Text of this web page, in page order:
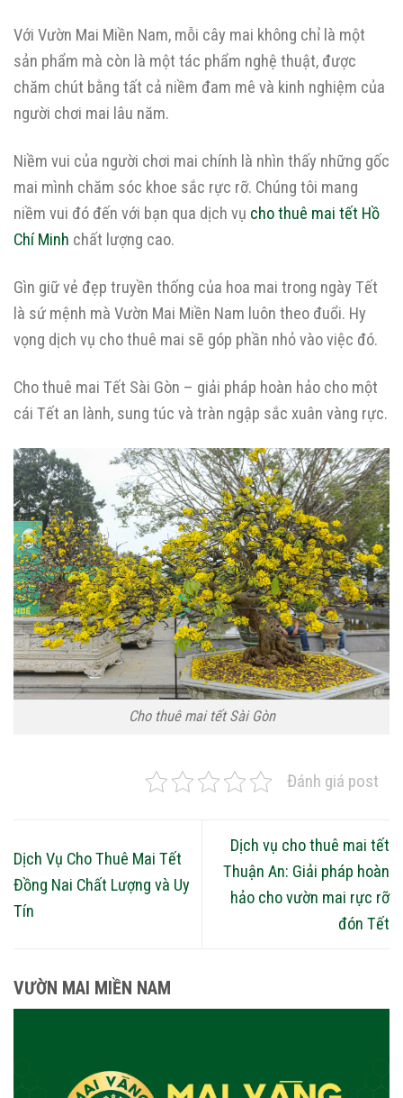
Với Vườn Mai Miền Nam, mỗi cây mai không chỉ là một
sản phẩm mà còn là một tác phẩm nghệ thuật, được
chăm chút bằng tất cả niềm đam mê và kinh nghiệm của
người chơi mai lâu năm.
Niềm vui của người chơi mai chính là nhìn thấy những gốc
mai mình chăm sóc khoe sắc rực rỡ. Chúng tôi mang
niềm vui đó đến với bạn qua dịch vụ cho thuê mai tết Hồ
Chí Minh chất lượng cao.
Gìn giữ vẻ đẹp truyền thống của hoa mai trong ngày Tết
là sứ mệnh mà Vườn Mai Miền Nam luôn theo đuổi. Hy
vọng dịch vụ cho thuê mai sẽ góp phần nhỏ vào việc đó.
Cho thuê mai Tết Sài Gòn – giải pháp hoàn hảo cho một
cái Tết an lành, sung túc và tràn ngập sắc xuân vàng rực.
Cho thuê mai tết Sài Gòn
Đánh giá post
Dịch Vụ Cho Thuê Mai Tết
Đồng Nai Chất Lượng và Uy
Tín
Dịch vụ cho thuê mai tết
Thuận An: Giải pháp hoàn
hảo cho vườn mai rực rỡ
đón Tết
VƯỜN MAI MIỀN NAM